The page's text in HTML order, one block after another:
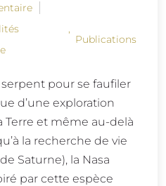
,
Publications
pour se faufiler
d’une exploration
Terre et même au-delà
la recherche de vie
Saturne), la Nasa
par cette espèce